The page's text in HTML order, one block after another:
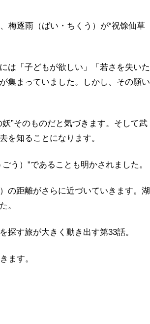
梅逐雨（ばい・ちくう）が“祝馀仙草
は「子どもが欲しい」「若さを失いた
集まっていました。しかし、その願い
”そのものだと気づきます。そして武
を知ることになります。
う）”であることも明かされました。
の距離がさらに近づいていきます。湖
。
す旅が大きく動き出す第33話。
ます。